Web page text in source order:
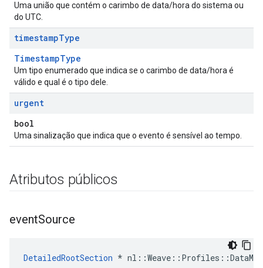
Uma união que contém o carimbo de data/hora do sistema ou
do UTC.
timestampType
TimestampType
Um tipo enumerado que indica se o carimbo de data/hora é
válido e qual é o tipo dele.
urgent
bool
Uma sinalização que indica que o evento é sensível ao tempo.
Atributos públicos
eventSource
DetailedRootSection *